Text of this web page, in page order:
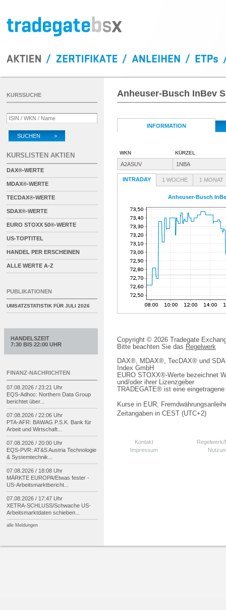
Anheuser-Busch InBev
INFORMATION
WKN KÜRZEL
A2ASUV 1NBA
INTRADAY 1 WOCHE 1 MONAT
Anheuser-Busch
Copyright © 2026 Tradegate
Bitte beachten Sie das Regelwerk
DAX®, MDAX®, TecDAX® und
Index GmbH
EURO STOXX®-Werte bezeichnet
und/oder ihrer Lizenzgeber
TRADEGATE® ist eine
Kurse in EUR;
Zeitangaben in CEST (UTC+2)
Kontakt
Impressum
KURSSUCHE
SUCHEN >
KURSLISTEN AKTIEN
DAX®-WERTE
MDAX®-WERTE
TECDAX®-WERTE
SDAX®-WERTE
EURO STOXX 50®-WERTE
US-TOPTITEL
HANDEL PER ERSCHEINEN
ALLE WERTE A-Z
PUBLIKATIONEN
UMSATZSTATISTIK FÜR JULI 2026
HANDELSZEIT
7:30 BIS 22:00 UHR
FINANZ-NACHRICHTEN
07.08.2026 / 23:21 Uhr
EQS-Adhoc: Northern Data Group
berichtet über...
07.08.2026 / 22:06 Uhr
PTA-AFR: BAWAG P.S.K. Bank für
Arbeit und Wirtschaft...
07.08.2026 / 20:00 Uhr
EQS-PVR: AT&S Austria Technologie
& Systemtechnik...
07.08.2026 / 18:08 Uhr
MÄRKTE EUROPA/Etwas fester -
US-Arbeitsmarktbericht...
07.08.2026 / 17:47 Uhr
XETRA-SCHLUSS/Schwache US-
Arbeitsmarktdaten schieben...
alle Meldungen